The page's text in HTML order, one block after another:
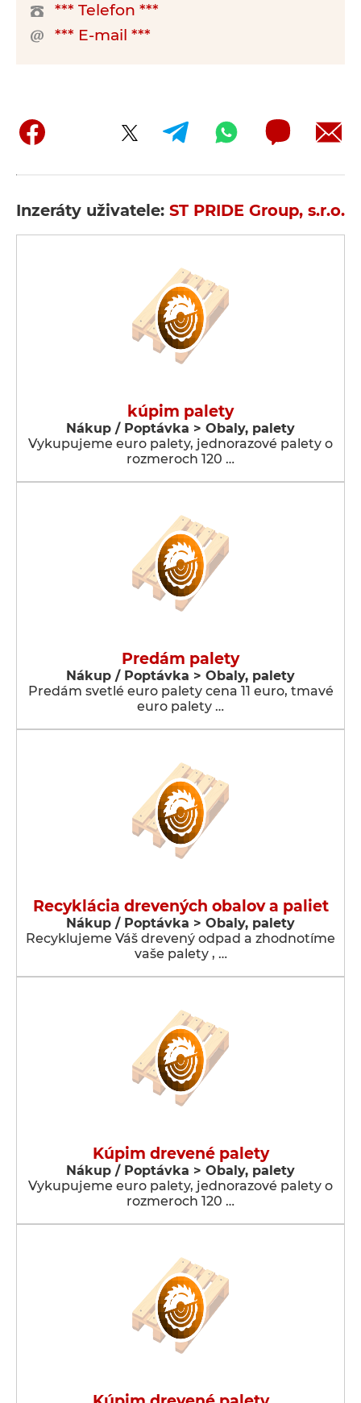
*** Telefon ***
*** E-mail ***
Inzeráty uživatele: ST PRIDE Group, s.r.o.
kúpim palety
Nákup / Poptávka > Obaly, palety
Vykupujeme euro palety, jednorazové palety o
rozmeroch 120 …
Predám palety
Nákup / Poptávka > Obaly, palety
Predám svetlé euro palety cena 11 euro, tmavé
euro palety …
Recyklácia drevených obalov a paliet
Nákup / Poptávka > Obaly, palety
Recyklujeme Váš drevený odpad a zhodnotíme
vaše palety , …
Kúpim drevené palety
Nákup / Poptávka > Obaly, palety
Vykupujeme euro palety, jednorazové palety o
rozmeroch 120 …